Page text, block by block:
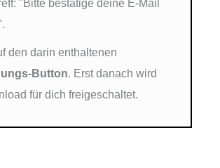
"Bitte bestätige deine E-Mail
den darin enthaltenen
Button. Erst danach wird
für dich freigeschaltet.